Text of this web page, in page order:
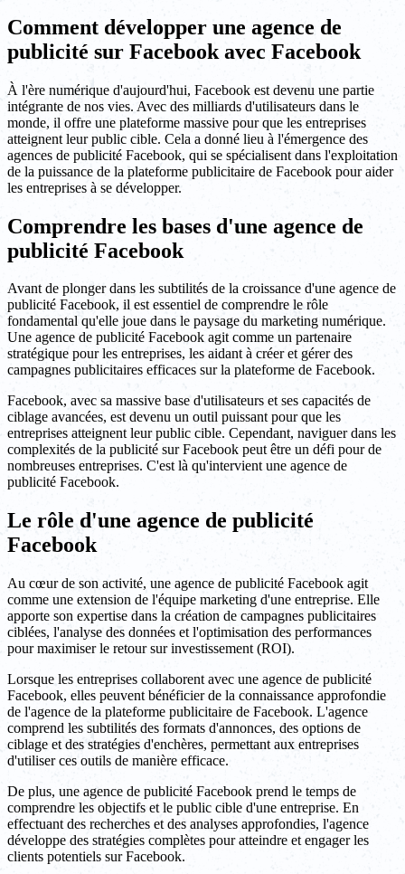
Comment développer une agence de
publicité sur Facebook avec Facebook
À l'ère numérique d'aujourd'hui, Facebook est devenu une partie
intégrante de nos vies. Avec des milliards d'utilisateurs dans le
monde, il offre une plateforme massive pour que les entreprises
atteignent leur public cible. Cela a donné lieu à l'émergence des
agences de publicité Facebook, qui se spécialisent dans l'exploitation
de la puissance de la plateforme publicitaire de Facebook pour aider
les entreprises à se développer.
Comprendre les bases d'une agence de
publicité Facebook
Avant de plonger dans les subtilités de la croissance d'une agence de
publicité Facebook, il est essentiel de comprendre le rôle
fondamental qu'elle joue dans le paysage du marketing numérique.
Une agence de publicité Facebook agit comme un partenaire
stratégique pour les entreprises, les aidant à créer et gérer des
campagnes publicitaires efficaces sur la plateforme de Facebook.
Facebook, avec sa massive base d'utilisateurs et ses capacités de
ciblage avancées, est devenu un outil puissant pour que les
entreprises atteignent leur public cible. Cependant, naviguer dans les
complexités de la publicité sur Facebook peut être un défi pour de
nombreuses entreprises. C'est là qu'intervient une agence de
publicité Facebook.
Le rôle d'une agence de publicité
Facebook
Au cœur de son activité, une agence de publicité Facebook agit
comme une extension de l'équipe marketing d'une entreprise. Elle
apporte son expertise dans la création de campagnes publicitaires
ciblées, l'analyse des données et l'optimisation des performances
pour maximiser le retour sur investissement (ROI).
Lorsque les entreprises collaborent avec une agence de publicité
Facebook, elles peuvent bénéficier de la connaissance approfondie
de l'agence de la plateforme publicitaire de Facebook. L'agence
comprend les subtilités des formats d'annonces, des options de
ciblage et des stratégies d'enchères, permettant aux entreprises
d'utiliser ces outils de manière efficace.
De plus, une agence de publicité Facebook prend le temps de
comprendre les objectifs et le public cible d'une entreprise. En
effectuant des recherches et des analyses approfondies, l'agence
développe des stratégies complètes pour atteindre et engager les
clients potentiels sur Facebook.